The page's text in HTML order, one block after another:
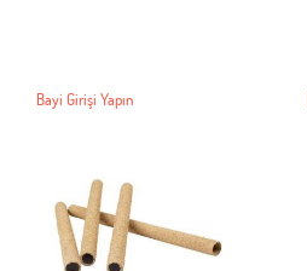
Bayi Girişi Yapın